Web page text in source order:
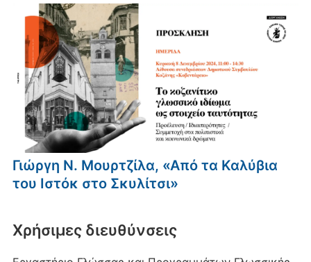
Γιώργη Ν. Μουρτζίλα, «Από τα Καλύβια
του Ιστόκ στο Σκυλίτσι»
Xρήσιμες διευθύνσεις